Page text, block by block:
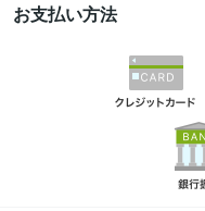
お支払い方法